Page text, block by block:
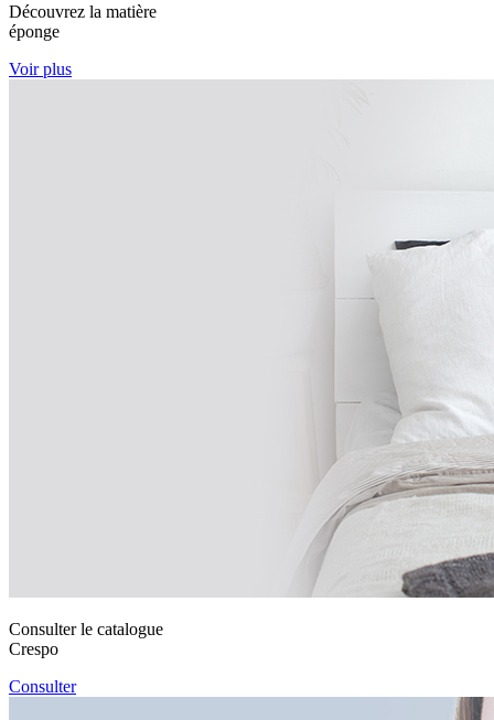
Découvrez la matière
éponge
Voir plus
Consulter le catalogue
Crespo
Consulter